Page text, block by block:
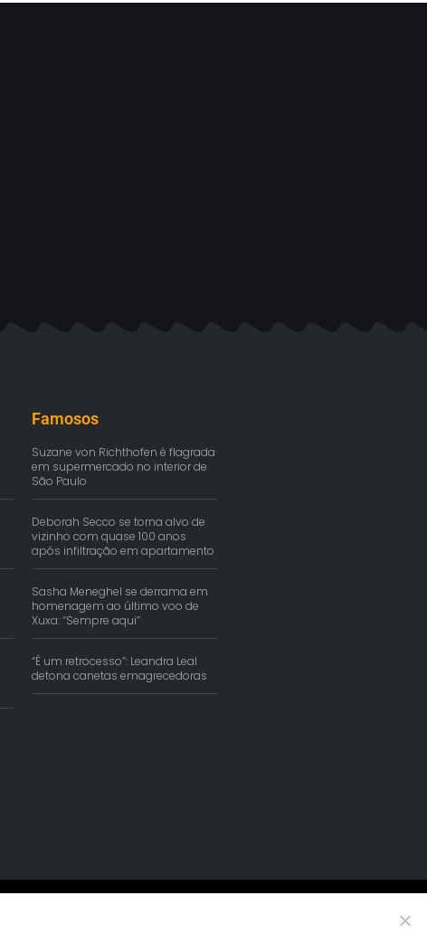
Famosos
Suzane von Richthofen é flagrada
em supermercado no interior de
São Paulo
Deborah Secco se torna alvo de
vizinho com quase 100 anos
após infiltração em apartamento
Sasha Meneghel se derrama em
homenagem ao último voo de
Xuxa: “Sempre aqui”
“É um retrocesso”: Leandra Leal
detona canetas emagrecedoras